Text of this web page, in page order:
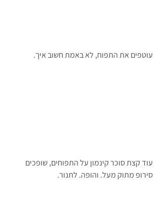
עוטפים את התפוח, לא באמת חשוב איך.
עוד קצת סוכר קינמון על התפוחים, שופכים
סירופ מתוק מעל. והופה. לתנור.